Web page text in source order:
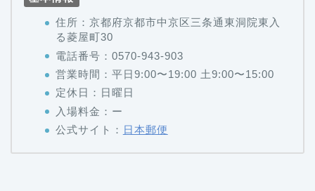
住所：京都府京都市中京区三条通東洞院東入
る菱屋町30
電話番号：0570-943-903
営業時間：平日9:00〜19:00 土9:00〜15:00
定休日：日曜日
入場料金：ー
公式サイト： 日本郵便